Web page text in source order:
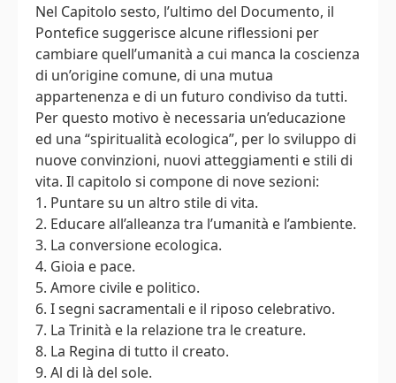
Nel Capitolo sesto, l’ultimo del Documento, il
Pontefice suggerisce alcune riflessioni per
cambiare quell’umanità a cui manca la coscienza
di un’origine comune, di una mutua
appartenenza e di un futuro condiviso da tutti.
Per questo motivo è necessaria un’educazione
ed una “spiritualità ecologica”, per lo sviluppo di
nuove convinzioni, nuovi atteggiamenti e stili di
vita. Il capitolo si compone di nove sezioni:
1. Puntare su un altro stile di vita.
2. Educare all’alleanza tra l’umanità e l’ambiente.
3. La conversione ecologica.
4. Gioia e pace.
5. Amore civile e politico.
6. I segni sacramentali e il riposo celebrativo.
7. La Trinità e la relazione tra le creature.
8. La Regina di tutto il creato.
9. Al di là del sole.